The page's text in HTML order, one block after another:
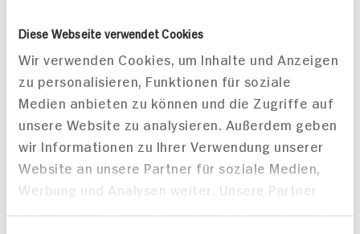
Diese Webseite verwendet Cookies
Wir verwenden Cookies, um Inhalte und Anzeigen
zu personalisieren, Funktionen für soziale
Medien anbieten zu können und die Zugriffe auf
unsere Website zu analysieren. Außerdem geben
wir Informationen zu Ihrer Verwendung unserer
Website an unsere Partner für soziale Medien,
Werbung und Analysen weiter. Unsere Partner